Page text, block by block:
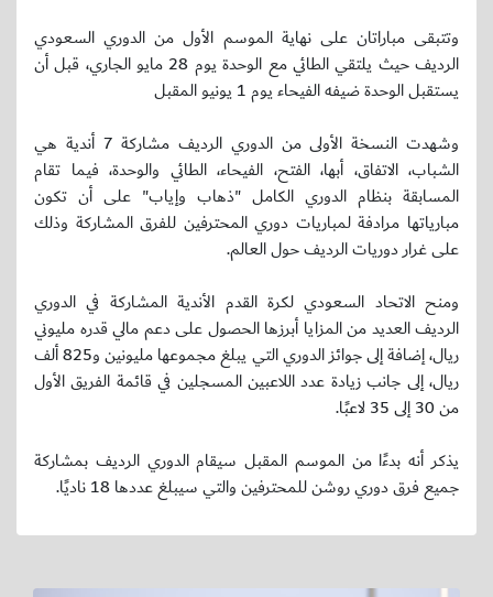
وتتبقى مباراتان على نهاية الموسم الأول من الدوري السعودي
الرديف حيث يلتقي الطائي مع الوحدة يوم 28 مايو الجاري، قبل أن
يستقبل الوحدة ضيفه الفيحاء يوم 1 يونيو المقبل
وشهدت النسخة الأولى من الدوري الرديف مشاركة 7 أندية هي
الشباب، الاتفاق، أبها، الفتح، الفيحاء، الطائي والوحدة، فيما تقام
المسابقة بنظام الدوري الكامل "ذهاب وإياب" على أن تكون
مبارياتها مرادفة لمباريات دوري المحترفين للفرق المشاركة وذلك
على غرار دوريات الرديف حول العالم.
ومنح الاتحاد السعودي لكرة القدم الأندية المشاركة في الدوري
الرديف العديد من المزايا أبرزها الحصول على دعم مالي قدره مليوني
ريال، إضافة إلى جوائز الدوري التي يبلغ مجموعها مليونين و825 ألف
ريال، إلى جانب زيادة عدد اللاعبين المسجلين في قائمة الفريق الأول
من 30 إلى 35 لاعبًا.
يذكر أنه بدءًا من الموسم المقبل سيقام الدوري الرديف بمشاركة
جميع فرق دوري روشن للمحترفين والتي سيبلغ عددها 18 ناديًا.